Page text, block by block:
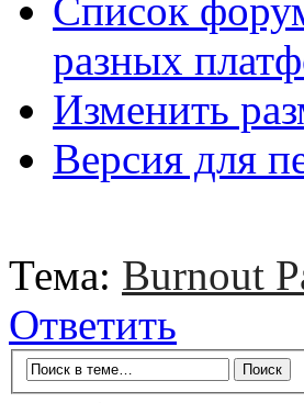
Список
разных
Изменить
Версия для
Тема: Burnout
Ответить